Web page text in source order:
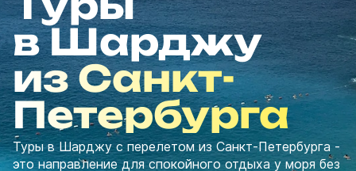
в Шарджу
из Санкт-
Петербурга
Туры в Шарджу с перелетом из Санкт-Петербурга -
это направление для спокойного отдыха у моря без